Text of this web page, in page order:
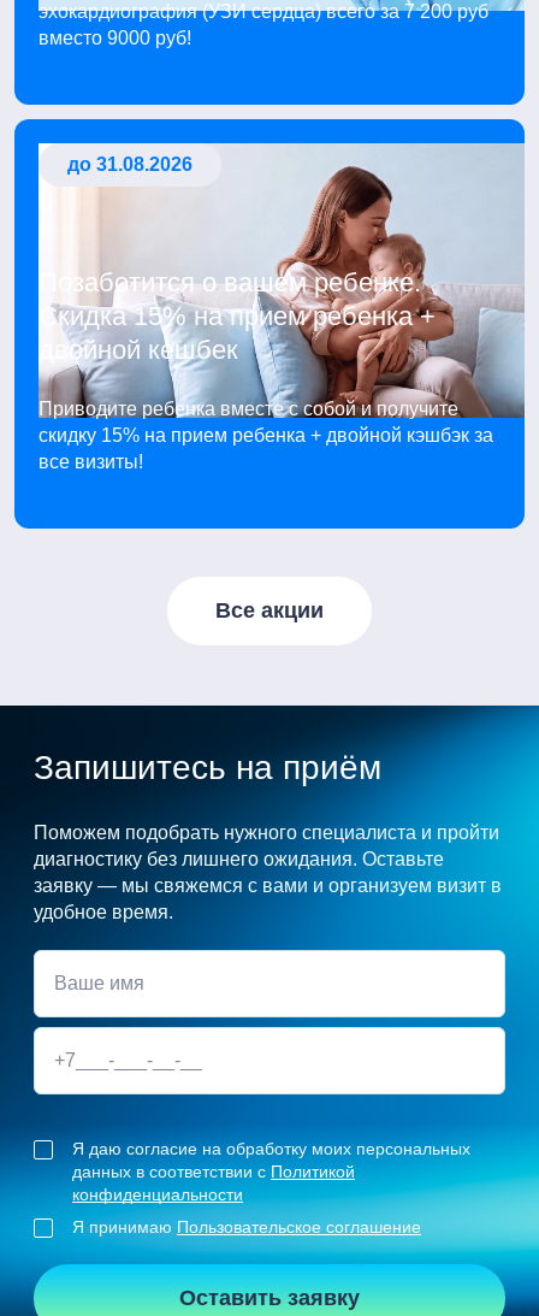
эхокардиография (УЗИ сердца) всего за 7 200 руб
вместо 9000 руб!
до 31.08.2026
Позаботится о вашем ребенке.
Скидка 15% на прием ребенка +
двойной кешбек
Приводите ребенка вместе с собой и получите
скидку 15% на прием ребенка + двойной кэшбэк за
все визиты!
Все акции
Запишитесь на приём
Поможем подобрать нужного специалиста и пройти
диагностику без лишнего ожидания. Оставьте
заявку — мы свяжемся с вами и организуем визит в
удобное время.
Я даю согласие на обработку моих персональных
данных в соответствии с Политикой
конфиденциальности
Я принимаю Пользовательское соглашение
Оставить заявку